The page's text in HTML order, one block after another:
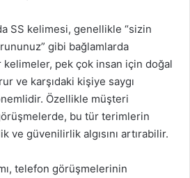
SS kelimesi, genellikle “sizin
gibi bağlamlarda
kelimeler, pek çok insan için doğal
ve karşıdaki kişiye saygı
Özellikle müşteri
bu tür terimlerin
ve güvenilirlik algısını artırabilir.
telefon görüşmelerinin